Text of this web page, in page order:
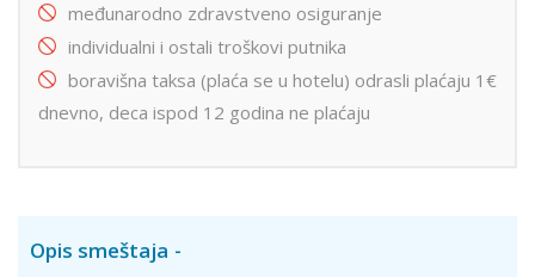
međunarodno zdravstveno osiguranje
individualni i ostali troškovi putnika
boravišna taksa (plaća se u hotelu) odrasli plaćaju 1€
dnevno, deca ispod 12 godina ne plaćaju
Opis smeštaja